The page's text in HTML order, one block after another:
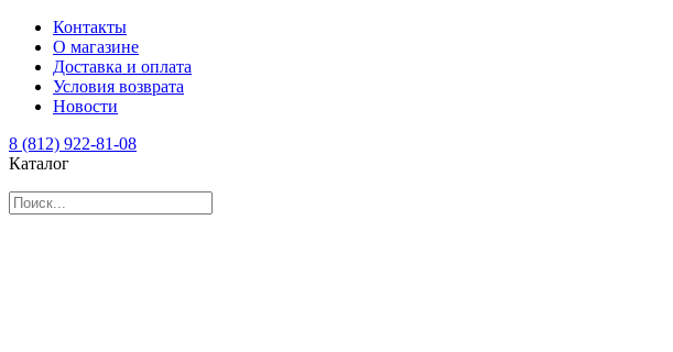
Контакты
О магазине
Доставка и оплата
Условия возврата
Новости
8 (812) 922-81-08
Каталог